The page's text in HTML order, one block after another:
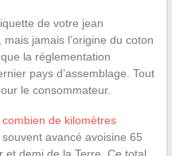
de votre jean
jamais l’origine du coton
la réglementation
pays d’assemblage. Tout
le consommateur.
combien de kilomètres
souvent avancé avoisine 65